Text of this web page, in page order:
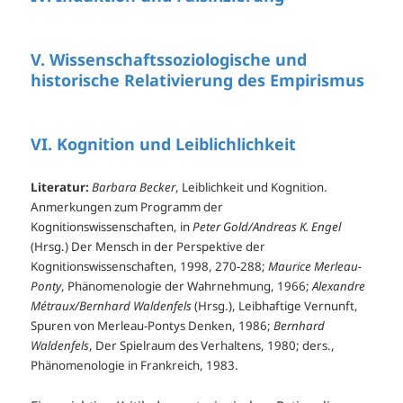
V. Wissenschaftssoziologische und
historische Relativierung des Empirismus
VI. Kognition und Leiblichlichkeit
Literatur: Barbara Becker, Leiblichkeit und Kognition.
Anmerkungen zum Programm der
Kognitionswissenschaften, inPeter Gold/Andreas K. Engel
(Hrsg.) Der Mensch in der Perspektive der
Kognitionswissenschaften, 1998, 270-288;Maurice Merleau-
Ponty, Phänomenologie der Wahrnehmung, 1966;Alexandre
Métraux/Bernhard Waldenfels(Hrsg.), Leibhaftige Vernunft,
Spuren von Merleau-Pontys Denken, 1986;Bernhard
Waldenfels, Der Spielraum des Verhaltens, 1980; ders.,
Phänomenologie in Frankreich, 1983.